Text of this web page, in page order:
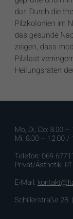
dar. Durch die
Pilzkolonien im
das gesunde
zeigen, dass
Pilzlast
Heilungsraten
Mo, Di, Do: 8.00
Mi: 8.00 – 12.00 /
Telefon: 069
Privat/Ästhetik:
E-Mail:
Schillerstraße 28